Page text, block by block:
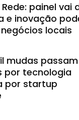
Rede: painel vai
e inovação
locais
mudas
por tecnologia
por startup